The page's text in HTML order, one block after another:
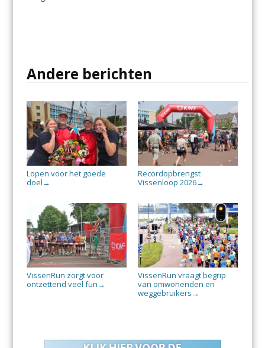
Andere berichten
Lopen voor het goede
doel →
Recordopbrengst
Vissenloop 2026→
VissenRun zorgt voor
ontzettend veel fun →
VissenRun vraagt begrip
van omwonenden en
weggebruikers →